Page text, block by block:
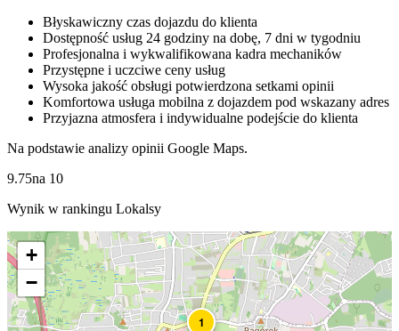
Błyskawiczny czas dojazdu do klienta
Dostępność usług 24 godziny na dobę, 7 dni w tygodniu
Profesjonalna i wykwalifikowana kadra mechaników
Przystępne i uczciwe ceny usług
Wysoka jakość obsługi potwierdzona setkami opinii
Komfortowa usługa mobilna z dojazdem pod wskazany adres
Przyjazna atmosfera i indywidualne podejście do klienta
Na podstawie analizy opinii Google Maps.
9.75na 10
Wynik w rankingu Lokalsy
1
+
−